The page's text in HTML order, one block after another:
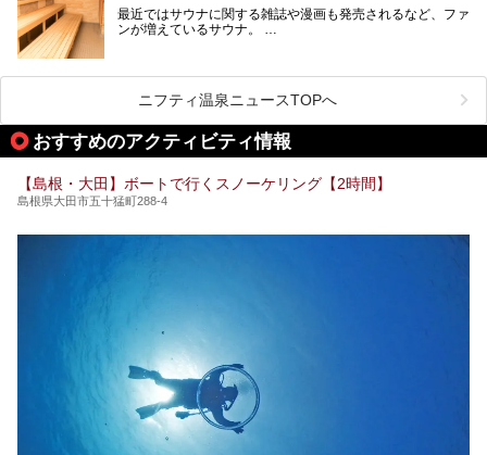
最近ではサウナに関する雑誌や漫画も発売されるなど、ファ
ンが増えているサウナ。
しかしサウナは一口にサウナと言っても、ドライサウナ、ス
チームサウナ、塩サウナなどが存在し、施設によって様々な
今回はそんな今話題のサウナが楽しめる、島根県内にあるオ
ススメ温泉・銭湯・スパを10件まとめてご紹介します。
ニフティ温泉ニュースTOPへ
おすすめのアクティビティ情報
【島根・大田】ボートで行くスノーケリング【2時間】
島根県大田市五十猛町288-4